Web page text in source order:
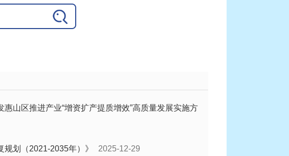
山区推进产业“增资扩产提质增效”高质量发展实施方
划（2021-2035年）》 2025-12-29